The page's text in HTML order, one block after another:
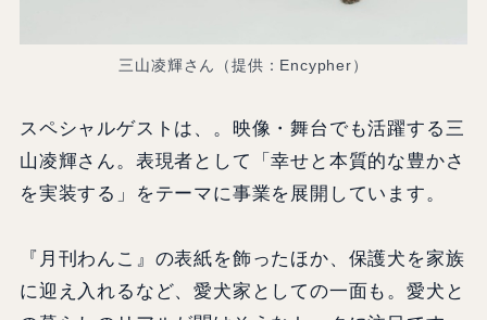
三山凌輝さん（提供：Encypher）
スペシャルゲストは、。映像・舞台でも活躍する三
山凌輝さん。表現者として「幸せと本質的な豊かさ
を実装する」をテーマに事業を展開しています。
『月刊わんこ』の表紙を飾ったほか、保護犬を家族
に迎え入れるなど、愛犬家としての一面も。愛犬と